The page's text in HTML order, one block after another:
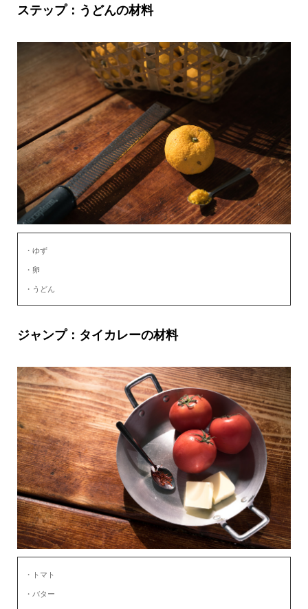
ステップ：うどんの材料
・ゆず
・卵
・うどん
ジャンプ：タイカレーの材料
・トマト
・バター